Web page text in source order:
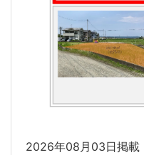
2026年08月03日掲載